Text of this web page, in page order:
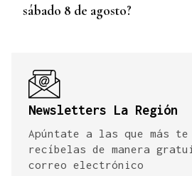
sábado 8 de agosto?
Newsletters La Región
Apúntate a las que más
recíbelas de manera
correo electrónico